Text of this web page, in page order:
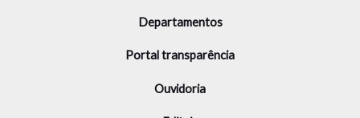
Departamentos
Portal transparência
Ouvidoria